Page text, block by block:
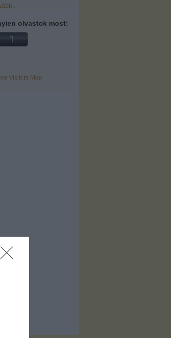
...
olvastok most: